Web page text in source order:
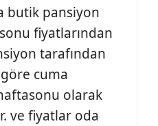
butik pansiyon
fiyatlarından
tarafından
cuma
olarak
ve fiyatlar oda